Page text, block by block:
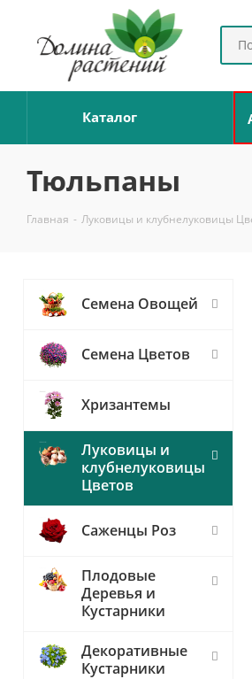
Каталог
Тюльпаны
Главная - Луковицы и клубнелуковицы
Семена Овощей
Семена Цветов
Хризантемы
Луковицы и
клубнелуковицы
Цветов
Саженцы Роз
Плодовые
Деревья и
Кустарники
Декоративные
Кустарники